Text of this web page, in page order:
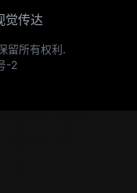
觉传达
留所有权利.
-2